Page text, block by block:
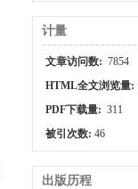
计量
文章访问数: 7854
HTML全文浏览量:
PDF下载量: 311
被引次数:46
出版历程